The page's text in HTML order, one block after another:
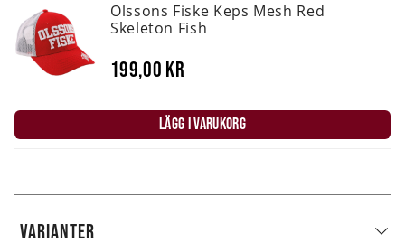
Olssons Fiske Keps Mesh Red
Skeleton Fish
199,00 kr
LÄGG I VARUKORG
VARIANTER